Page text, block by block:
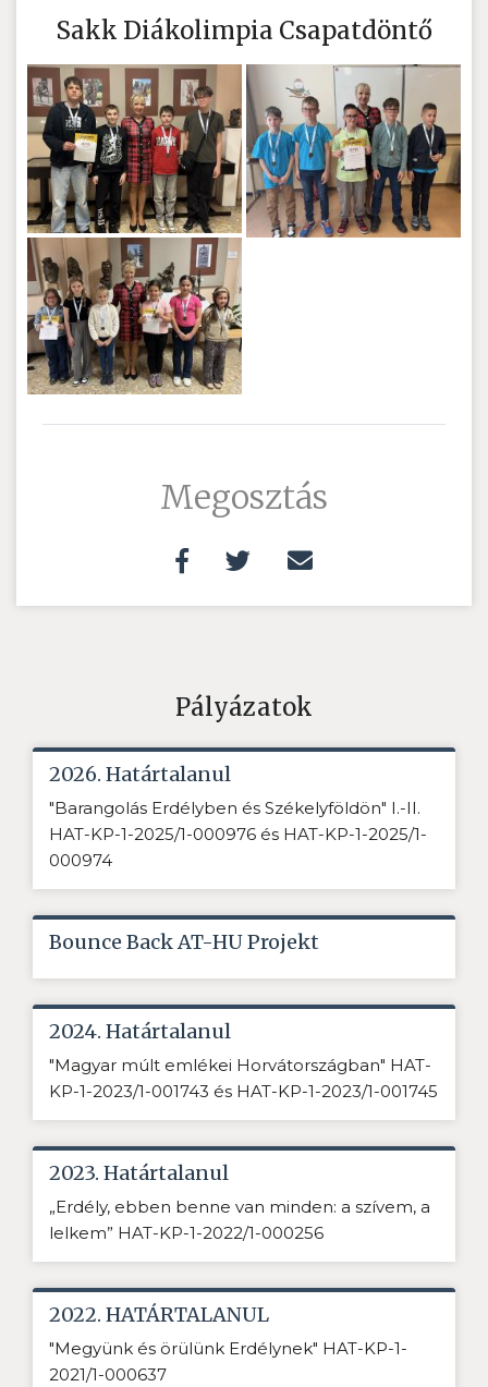
Sakk Diákolimpia Csapatdöntő
Megosztás
Pályázatok
2026. Határtalanul
"Barangolás Erdélyben és Székelyföldön" I.-II.
HAT-KP-1-2025/1-000976 és HAT-KP-1-2025/1-
000974
Bounce Back AT-HU Projekt
2024. Határtalanul
"Magyar múlt emlékei Horvátországban" HAT-
KP-1-2023/1-001743 és HAT-KP-1-2023/1-001745
2023. Határtalanul
„Erdély, ebben benne van minden: a szívem, a
lelkem” HAT-KP-1-2022/1-000256
2022. HATÁRTALANUL
"Megyünk és örülünk Erdélynek" HAT-KP-1-
2021/1-000637